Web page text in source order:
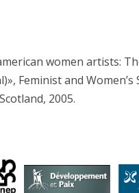
women artists:
Feminist and
2005.